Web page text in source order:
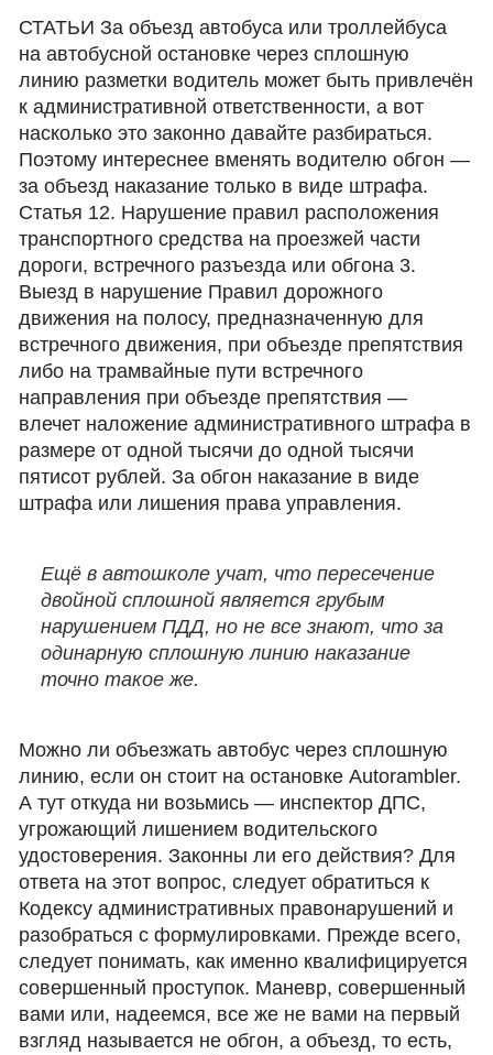
СТАТЬИ За объезд автобуса или троллейбуса
на автобусной остановке через сплошную
линию разметки водитель может быть привлечён
к административной ответственности, а вот
насколько это законно давайте разбираться.
Поэтому интереснее вменять водителю обгон —
за объезд наказание только в виде штрафа.
Статья 12. Нарушение правил расположения
транспортного средства на проезжей части
дороги, встречного разъезда или обгона 3.
Выезд в нарушение Правил дорожного
движения на полосу, предназначенную для
встречного движения, при объезде препятствия
либо на трамвайные пути встречного
направления при объезде препятствия —
влечет наложение административного штрафа в
размере от одной тысячи до одной тысячи
пятисот рублей. За обгон наказание в виде
штрафа или лишения права управления.
Ещё в автошколе учат, что пересечение
двойной сплошной является грубым
нарушением ПДД, но не все знают, что за
одинарную сплошную линию наказание
точно такое же.
Можно ли объезжать автобус через сплошную
линию, если он стоит на остановке Autorambler.
А тут откуда ни возьмись — инспектор ДПС,
угрожающий лишением водительского
удостоверения. Законны ли его действия? Для
ответа на этот вопрос, следует обратиться к
Кодексу административных правонарушений и
разобраться с формулировками. Прежде всего,
следует понимать, как именно квалифицируется
совершенный проступок. Маневр, совершенный
вами или, надеемся, все же не вами на первый
взгляд называется не обгон, а объезд, то есть,